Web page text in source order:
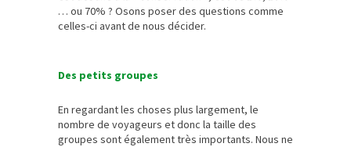
… ou 70% ? Osons poser des questions comme
celles-ci avant de nous décider.
Des petits groupes
En regardant les choses plus largement, le
nombre de voyageurs et donc la taille des
groupes sont également très importants. Nous ne